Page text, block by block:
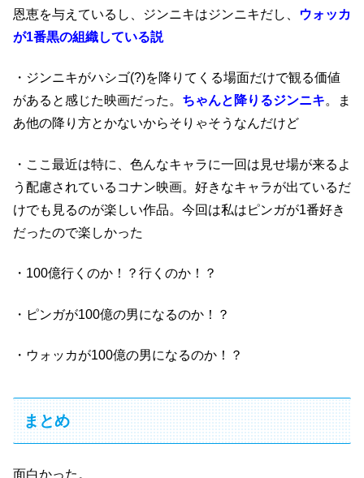
恩恵を与えているし、ジンニキはジンニキだし、
ウォッカ
が1番黒の組織している説
・ジンニキがハシゴ(?)を降りてくる場面だけで観る価値
があると感じた映画だった。 ちゃんと降りるジンニキ。ま
あ他の降り方とかないからそりゃそうなんだけど
・ここ最近は特に、色んなキャラに一回は見せ場が来るよ
う配慮されているコナン映画。好きなキャラが出ているだ
けでも見るのが楽しい作品。今回は私はピンガが1番好き
だったので楽しかった
・100億行くのか！？行くのか！？
・ピンガが100億の男になるのか！？
・ウォッカが100億の男になるのか！？
まとめ
面白かった。